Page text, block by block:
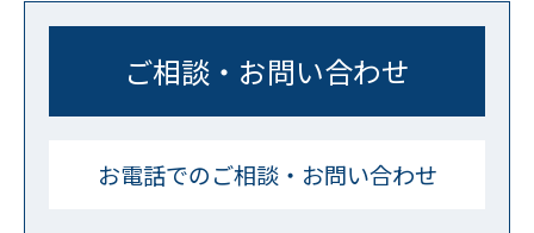
ご相談・お問い合わせ
お電話でのご相談・お問い合わせ